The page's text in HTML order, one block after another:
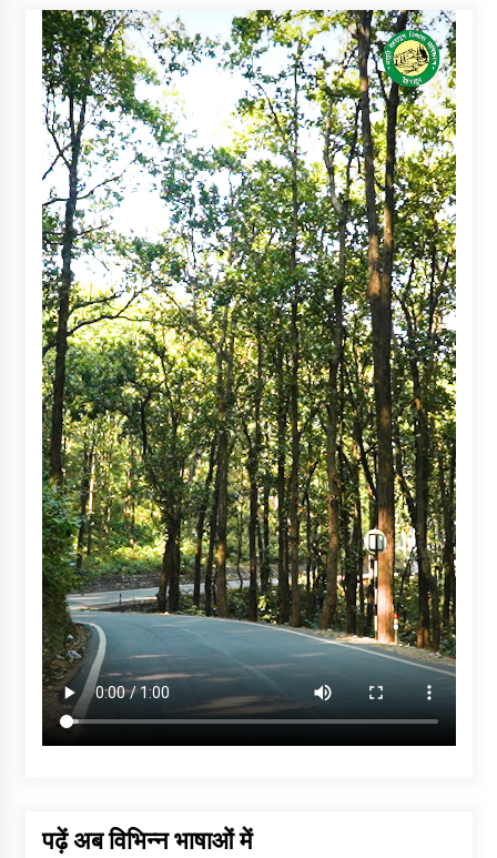
पढ़ें अब विभिन्न भाषाओं में